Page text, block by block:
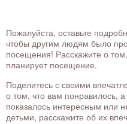
Пожалуйста, оставьте
чтобы другим людям было
посещения! Расскажите о том,
планирует посещение.
Поделитесь с своими
о том, что вам понравилось,
показалось интересным или
детьми, расскажите об их